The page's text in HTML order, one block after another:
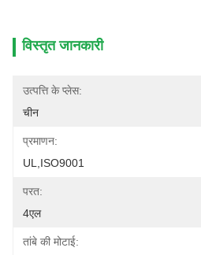
विस्तृत जानकारी
उत्पत्ति के प्लेस:
चीन
प्रमाणन:
UL,ISO9001
परत:
4एल
तांबे की मोटाई: